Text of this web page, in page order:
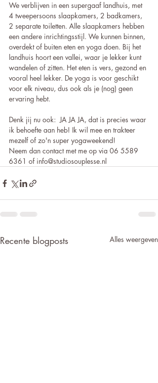
We verblijven in een supergaaf landhuis, met
4 tweepersoons slaapkamers, 2 badkamers,
2 separate toiletten. Alle slaapkamers hebben
een andere inrichtingsstijl. We kunnen binnen,
overdekt of buiten eten en yoga doen. Bij het
landhuis hoort een vallei, waar je lekker kunt
wandelen of zitten. Het eten is vers, gezond en
vooral heel lekker. De yoga is voor geschikt
voor elk niveau, dus ook als je (nog) geen
ervaring hebt.
Denk jij nu ook:  JA JA JA, dat is precies waar
ik behoefte aan heb! Ik wil mee en trakteer
mezelf of zo'n super yogaweekend!
Neem dan contact met me op via 06 5589
6361 of info@studiosouplesse.nl
Recente blogposts Alles weergeven